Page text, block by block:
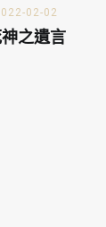
02-02
之遺言